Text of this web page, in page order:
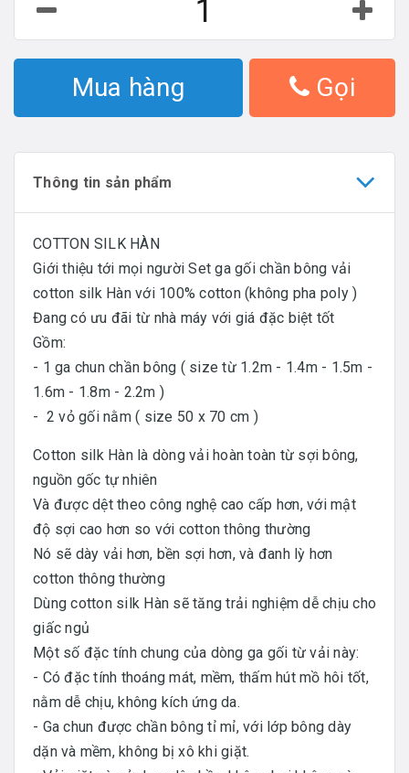
Mua hàng Gọi
Thông tin sản phẩm
COTTON SILK HÀN
Giới thiệu tới mọi người Set ga gối chần bông vải
cotton silk Hàn với 100% cotton (không pha poly )
Đang có ưu đãi từ nhà máy với giá đặc biệt tốt
Gồm:
- 1 ga chun chần bông ( size từ 1.2m - 1.4m - 1.5m -
1.6m - 1.8m - 2.2m )
- 2 vỏ gối nằm ( size 50 x 70 cm )
Cotton silk Hàn là dòng vải hoàn toàn từ sợi bông,
nguồn gốc tự nhiên
Và được dệt theo công nghệ cao cấp hơn, với mật
độ sợi cao hơn so với cotton thông thường
Nó sẽ dày vải hơn, bền sợi hơn, và đanh lỳ hơn
cotton thông thường
Dùng cotton silk Hàn sẽ tăng trải nghiệm dễ chịu cho
giấc ngủ
Một số đặc tính chung của dòng ga gối từ vải này:
- Có đặc tính thoáng mát, mềm, thấm hút mồ hôi tốt,
nằm dễ chịu, không kích ứng da.
- Ga chun được chần bông tỉ mỉ, với lớp bông dày
dặn và mềm, không bị xô khi giặt.